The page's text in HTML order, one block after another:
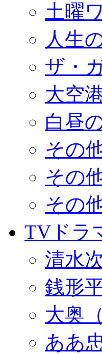
土曜
人生
ザ・
大空
白昼
その
その
その
TVドラ
清水
銭形
大奥
ああ